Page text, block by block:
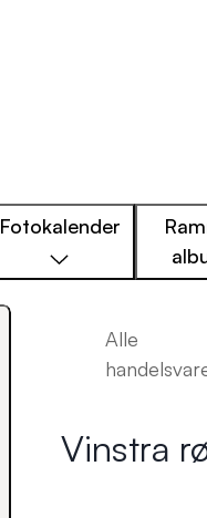
Fotokalender
Alle
Vinstra